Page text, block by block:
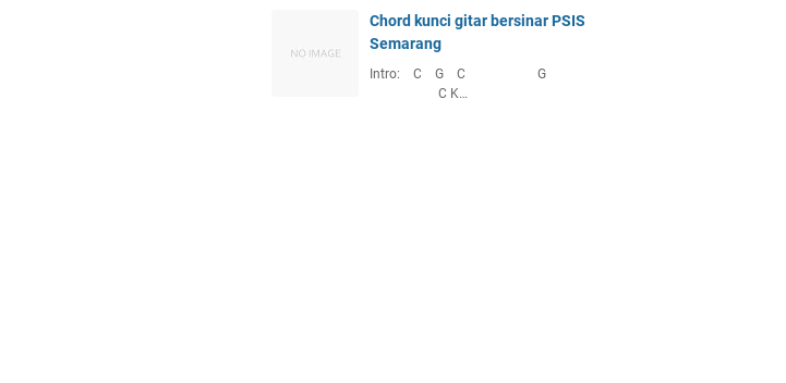
Chord kunci gitar bersinar PSIS
Semarang
Intro: C G C G
C K…